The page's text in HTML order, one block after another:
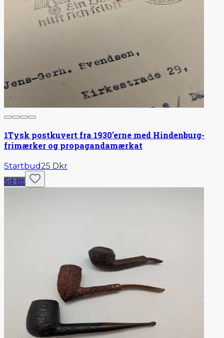
1Tysk postkuvert fra 1930'erne med Hindenburg-
frimærker og propagandamærkat
Startbud25 Dkr
5d 8t